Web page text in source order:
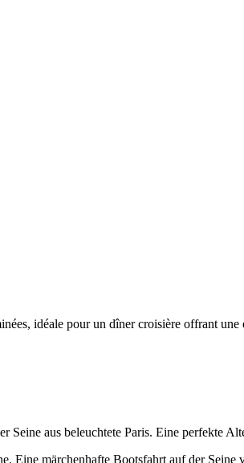
aus beleuchtete Paris. Eine perfekte
Eine märchenhafte Bootsfahrt auf der